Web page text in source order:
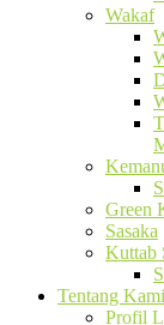
Wakaf
Green
Sasaka
Kuttab
Tentang Kami
Profil